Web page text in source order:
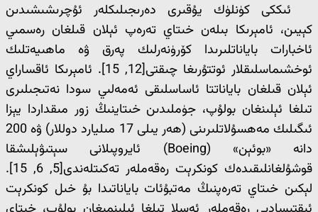
ئىككى كۈنلۈك يۇقىرى دەرىجىلىكلەر ئۇچرىشىشىدىن
كېيىن، ئامېرىكا بىلەن خىتاي تەرەپ ئېلان قىلغان رەسمىي
ئاخبارات باياناتلىرىدا كۆرۈنەرلىك پەرق ۋە ماھىيەتلىك
ئوخشىماسلىقلار ئوتتۇرىغا چىقتى[12, 15]. ئامېرىكا ئاقساراي
ئېلان قىلغان باياناتتا ئاساسلىقى ئەمەلىي سودا نەتىجىلىرى
تىلغا ئېلىنغان بولۇپ، جۈملىدىن خىتاينىڭ زور مىقداردا يېزا
ئىگىلىك مەھسۇلاتلىرىنى (ھەر يىلى 17 مىليارد دوللار) ۋە 200
دانە «بوئېن» (Boeing) ئايروپىلانى سېتىۋېلىشقا
قوشۇلغانلىقىدەك كونكرېت رەقەملەر تەكىتلەندى[5, 6, 15].
لېكىن خىتاي تەرەپنىڭ مەتبۇئات باياناتىدا بۇ خىل كونكرېت